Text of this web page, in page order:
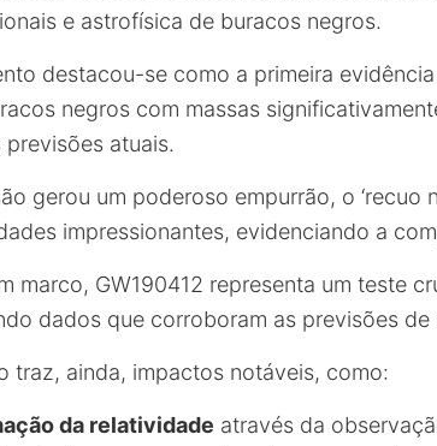
e astrofísica de buracos negros.
destacou-se como a primeira
negros com massas
previsões atuais.
gerou um poderoso empurrão, o ‘recuo
impressionantes, evidenciando a
marco, GW190412 representa um teste
dados que corroboram as previsões
traz, ainda, impactos notáveis, como:
da relatividade através da